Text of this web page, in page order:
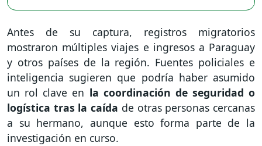
Antes de su captura, registros migratorios
mostraron múltiples viajes e ingresos a Paraguay
y otros países de la región. Fuentes policiales e
inteligencia sugieren que podría haber asumido
un rol clave en la coordinación de seguridad o
logística tras la caída de otras personas cercanas
a su hermano, aunque esto forma parte de la
investigación en curso.